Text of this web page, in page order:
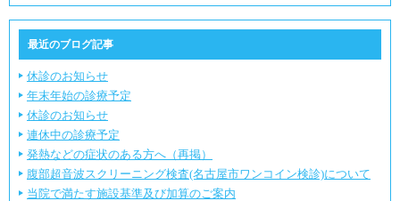
最近のブログ記事
休診のお知らせ
年末年始の診療予定
休診のお知らせ
連休中の診療予定
発熱などの症状のある方へ（再掲）
腹部超音波スクリーニング検査(名古屋市ワンコイン検診)について
当院で満たす施設基準及び加算のご案内